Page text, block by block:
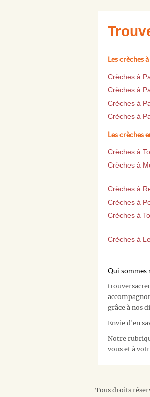
Les crèches
Crèches à
Crèches à
Crèches à
Crèches à
Les crèches
Crèches à
Crèches à
Crèches à
Crèches à
Crèches à
Crèches à
Qui sommes
grâce à nos
Envie d'en
Notre
vous et à
Tous droits